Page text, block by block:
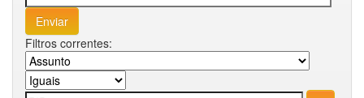
Filtros correntes: